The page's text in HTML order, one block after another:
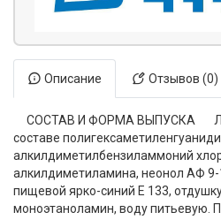
Описание Отзывов (0)
СОСТАВ И ФОРМА ВЫПУСКА
составе
алкилдиметилбензиламмоний
алкилдиметиламина, неонол АФ 9-
пищевой ярко-синий Е 133,
моноэтаноламин, воду питьевую.